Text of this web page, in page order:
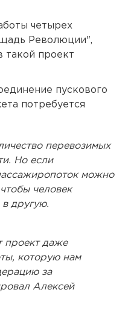
четырех
Революции",
такой проект
пускового
потребуется
перевозимых
Но если
можно
человек
другую.
проект даже
которую нам
за
Алексей